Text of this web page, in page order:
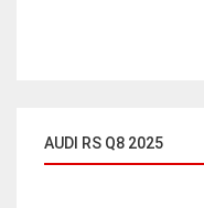
AUDI RS Q8 2025